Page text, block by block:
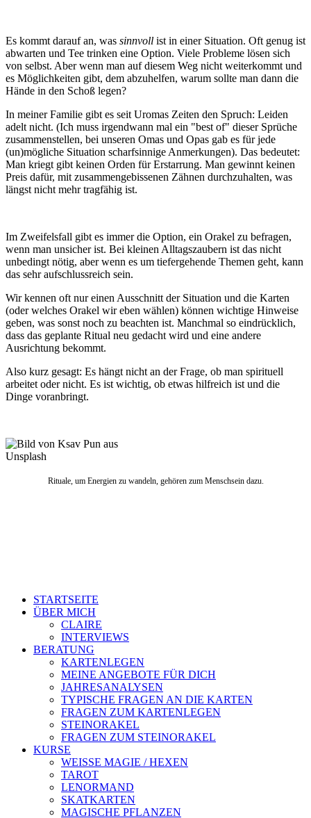
Es kommt darauf an, was sinnvoll ist in einer Situation. Oft genug ist
abwarten und Tee trinken eine Option. Viele Probleme lösen sich
von selbst. Aber wenn man auf diesem Weg nicht weiterkommt und
es Möglichkeiten gibt, dem abzuhelfen, warum sollte man dann die
Hände in den Schoß legen?
In meiner Familie gibt es seit Uromas Zeiten den Spruch: Leiden
adelt nicht. (Ich muss irgendwann mal ein "best of" dieser Sprüche
zusammenstellen, bei unseren Omas und Opas gab es für jede
(un)mögliche Situation scharfsinnige Anmerkungen). Das bedeutet:
Man kriegt gibt keinen Orden für Erstarrung. Man gewinnt keinen
Preis dafür, mit zusammengebissenen Zähnen durchzuhalten, was
längst nicht mehr tragfähig ist.
Im Zweifelsfall gibt es immer die Option, ein Orakel zu befragen,
wenn man unsicher ist. Bei kleinen Alltagszaubern ist das nicht
unbedingt nötig, aber wenn es um tiefergehende Themen geht, kann
das sehr aufschlussreich sein.
Wir kennen oft nur einen Ausschnitt der Situation und die Karten
(oder welches Orakel wir eben wählen) können wichtige Hinweise
geben, was sonst noch zu beachten ist. Manchmal so eindrücklich,
dass das geplante Ritual neu gedacht wird und eine andere
Ausrichtung bekommt.
Also kurz gesagt: Es hängt nicht an der Frage, ob man spirituell
arbeitet oder nicht. Es ist wichtig, ob etwas hilfreich ist und die
Dinge voranbringt.
Rituale, um Energien zu wandeln, gehören zum Menschsein dazu.
STARTSEITE
ÜBER MICH
CLAIRE
INTERVIEWS
BERATUNG
KARTENLEGEN
MEINE ANGEBOTE FÜR DICH
JAHRESANALYSEN
TYPISCHE FRAGEN AN DIE KARTEN
FRAGEN ZUM KARTENLEGEN
STEINORAKEL
FRAGEN ZUM STEINORAKEL
KURSE
WEISSE MAGIE / HEXEN
TAROT
LENORMAND
SKATKARTEN
MAGISCHE PFLANZEN